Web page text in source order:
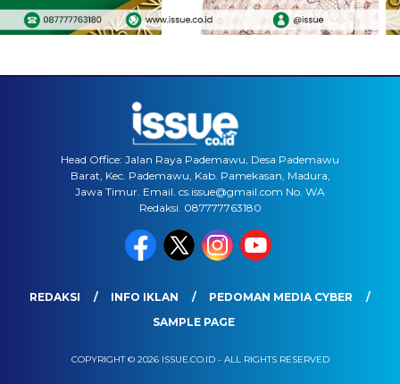
Head Office: Jalan Raya Pademawu, Desa Pademawu
Barat, Kec. Pademawu, Kab. Pamekasan, Madura,
Jawa Timur. Email. cs.issue@gmail.com No. WA
Redaksi. 087777763180
REDAKSI INFO IKLAN
PEDOMAN MEDIA CYBER
SAMPLE PAGE
COPYRIGHT © 2026 ISSUE.CO.ID - ALL RIGHTS RESERVED